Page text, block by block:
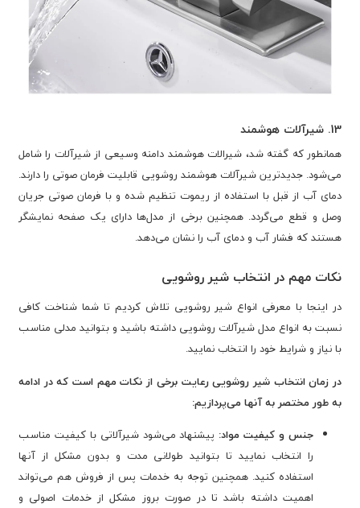
13. شیرآلات هوشمند
همانطور که گفته شد، شیرالات هوشمند دامنه وسیعی از شیرآلات را شامل
می‌شود. جدیدترین شیرآلات هوشمند روشویی قابلیت فرمان صوتی را دارند.
دمای آب از قبل با استفاده از ریموت تنظیم شده و با فرمان صوتی جریان
وصل و قطع می‌گردد. همچنین برخی از مدل‌ها دارای یک صفحه نمایشگر
هستند که فشار آب و دمای آب را نشان می‌دهد.
نکات مهم در انتخاب شیر روشویی
در اینجا با معرفی انواع شیر روشویی تلاش کردیم تا شما شناخت کافی
نسبت به انواع مدل شیرآلات روشویی داشته باشید و بتوانید مدلی مناسب
با نیاز و شرایط خود را انتخاب نمایید.
در زمان انتخاب شیر روشویی رعایت برخی از نکات مهم است که در ادامه
به طور مختصر به آنها می‌پردازیم:
جنس و کیفیت مواد: پیشنهاد می‌شود شیرآلاتی با کیفیت مناسب
را انتخاب نمایید تا بتوانید طولانی مدت و بدون مشکل از آنها
استفاده کنید. همچنین توجه به خدمات پس از فروش هم می‌تواند
اهمیت داشته باشد تا در صورت بروز مشکل از خدمات اصولی و